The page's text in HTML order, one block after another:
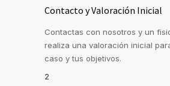
Contacto y Valoración Inicial
Contactas con nosotros y un
realiza una valoración inicial
caso y tus objetivos.
2